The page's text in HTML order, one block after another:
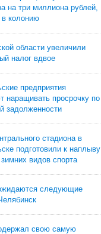
на три миллиона рублей,
в колонию
области увеличили
налог вдвое
предприятия
наращивать просрочку по
задолженности
стадиона в
подготовили к наплыву
видов спорта
следующие
свою самую